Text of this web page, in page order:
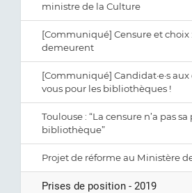
ministre de la Culture
[Communiqué] Censure et
demeurent
[Communiqué] Candidat·e·s
vous pour les bibliothèques !
Toulouse : “La censure n’a pas
bibliothèque”
Projet de réforme au Ministère
Prises de position - 2019